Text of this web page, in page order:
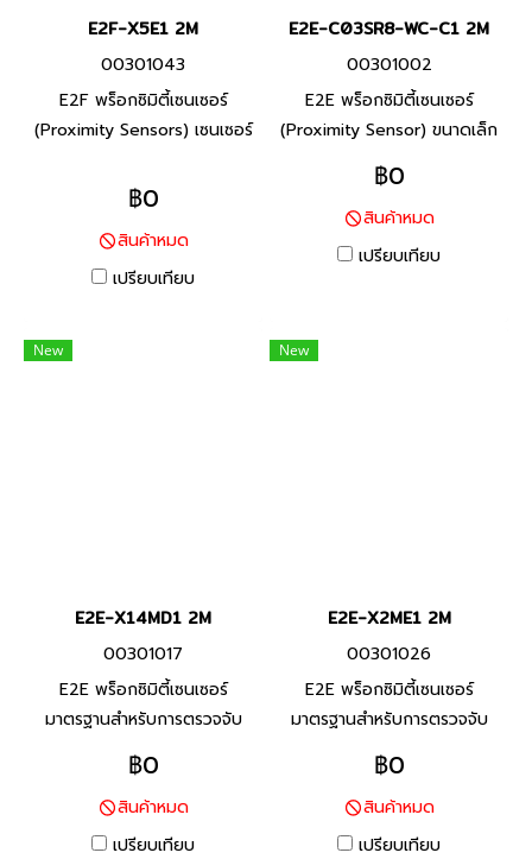
E2F-X5E1 2M
00301043
E2F พร็อกซิมิตี้เซนเซอร์
(Proximity Sensors) เซนเซอร์
แบบเกลียวสกรู ด้วยเรซินที่กัน
฿0
สินค้าหมด
เปรียบเทียบ
E2E-C03SR8-WC-C1 2M
00301002
E2E พร็อกซิมิตี้เซนเซอร์
(Proximity Sensor) ขนาดเล็ก
เป็นพิเศษแต่สามารถติดตั้งได้
ง่าย
฿0
สินค้าหมด
เปรียบเทียบ
New
E2E-X14MD1 2M
00301017
E2E พร็อกซิมิตี้เซนเซอร์
มาตรฐานสำหรับการตรวจจับ
โลหะประเภทเหล็ก ทนต่อสภาพ
แวดล้อมด้วยสายมาตราฐานที่ทำ
จาก PVC ทนน้ำมัน และพื้นผิว
ตรวจจับที่ทำจากวัสดุที่ทนต่อ
฿0
สินค้าหมด
เปรียบเทียบ
New
E2E-X2ME1 2M
00301026
E2E พร็อกซิมิตี้เซนเซอร์
มาตรฐานสำหรับการตรวจจับ
โลหะประเภทเหล็ก ทนต่อสภาพ
แวดล้อมด้วยสายมาตราฐานที่ทำ
จาก PVC ทนน้ำมัน และพื้นผิว
ตรวจจับที่ทำจากวัสดุที่ทนต่อ
฿0
สินค้าหมด
เปรียบเทียบ